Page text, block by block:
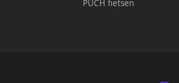
PUCH fietsen